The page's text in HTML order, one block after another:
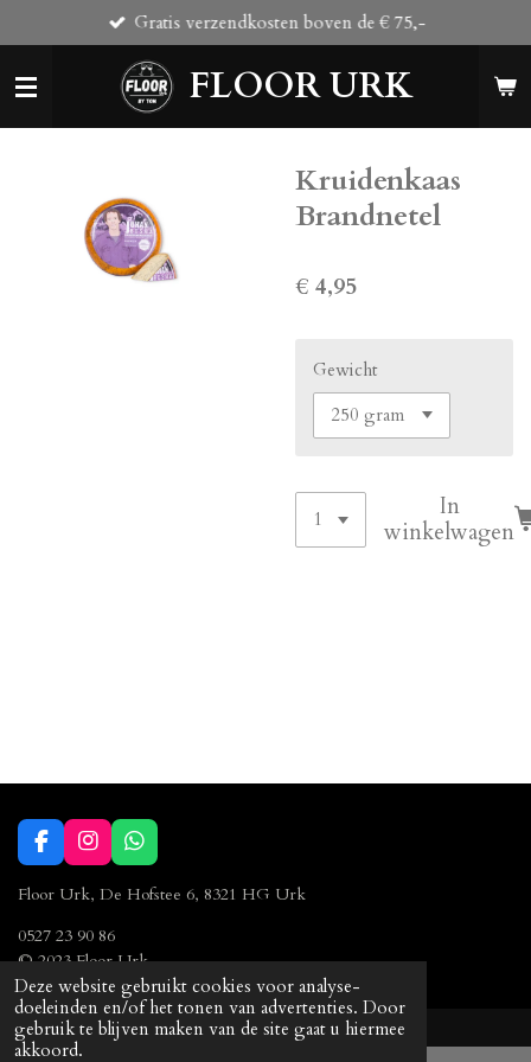
Deze website gebruikt cookies voor analyse-
doeleinden en/of het tonen van advertenties. Door
gebruik te blijven maken van de site gaat u hiermee
akkoord.
direct
naar
de
hoofdinhoud
FLOOR URK
Gratis verzendkosten boven de € 75,-
Kruidenkaas
Brandnetel
€ 4,95
Gewicht
In
winkelwagen
F
a
c
b
o
o
k
I
n
s
a
g
r
a
m
W
h
a
A
p
p
Floor Urk, De Hofstee 6, 8321 HG Urk
0527 23 90 86
© 2023 Floor Urk